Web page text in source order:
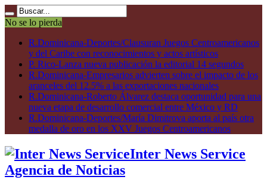
No se lo pierda
R.Dominicana-Deportes/Clausuran Juegos Centroamericanos
y del Caribe con reconocimientos y actos artísticos
P. Rico-Lanza nueva publicación la editorial 14 segundos
R.Dominicana-Empresarios advierten sobre el impacto de los
aranceles del 12.5% a las exportaciones nacionales
R.Dominicana-Roberto Álvarez destaca oportunidad para una
nueva etapa de desarrollo comercial entre México y RD
R.Dominicana-Deportes/María Dimitrova aporta al país otra
medalla de oro en los XXV Juegos Centroamericanos
Inter News Service
Agencia de Noticias